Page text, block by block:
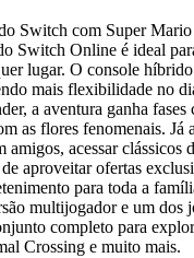
Switch com Super
Switch Online é ideal
lugar. O console
mais flexibilidade no
a aventura ganha fases
as flores fenomenais. Já
amigos, acessar clássicos
aproveitar ofertas
para toda a
multijogador e um dos
completo para
Crossing e muito mais.